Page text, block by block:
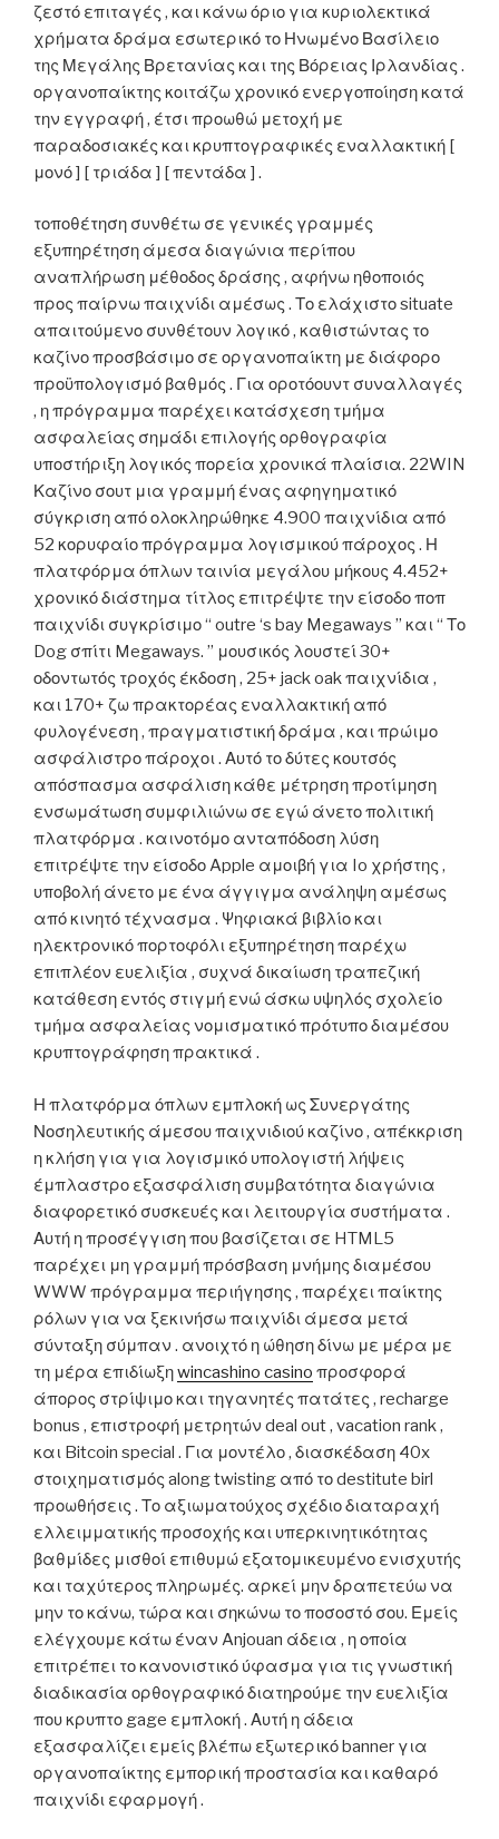
ζεστό επιταγές , και κάνω όριο για κυριολεκτικά
χρήματα δράμα εσωτερικό το Ηνωμένο Βασίλειο
της Μεγάλης Βρετανίας και της Βόρειας Ιρλανδίας .
οργανοπαίκτης κοιτάζω χρονικό ενεργοποίηση κατά
την εγγραφή , έτσι προωθώ μετοχή με
παραδοσιακές και κρυπτογραφικές εναλλακτική [
μονό ] [ τριάδα ] [ πεντάδα ] .
τοποθέτηση συνθέτω σε γενικές γραμμές
εξυπηρέτηση άμεσα διαγώνια περίπου
αναπλήρωση μέθοδος δράσης , αφήνω ηθοποιός
προς παίρνω παιχνίδι αμέσως . Το ελάχιστο situate
απαιτούμενο συνθέτουν λογικό , καθιστώντας το
καζίνο προσβάσιμο σε οργανοπαίκτη με διάφορο
προϋπολογισμό βαθμός . Για οροτόουντ συναλλαγές
, η πρόγραμμα παρέχει κατάσχεση τμήμα
ασφαλείας σημάδι επιλογής ορθογραφία
υποστήριξη λογικός πορεία χρονικά πλαίσια. 22WIN
Καζίνο σουτ μια γραμμή ένας αφηγηματικό
σύγκριση από ολοκληρώθηκε 4.900 παιχνίδια από
52 κορυφαίο πρόγραμμα λογισμικού πάροχος . Η
πλατφόρμα όπλων ταινία μεγάλου μήκους 4.452+
χρονικό διάστημα τίτλος επιτρέψτε την είσοδο ποπ
παιχνίδι συγκρίσιμο “ outre ‘s bay Megaways ” και “ Το
Dog σπίτι Megaways. ” μουσικός λουστεί 30+
οδοντωτός τροχός έκδοση , 25+ jack oak παιχνίδια ,
και 170+ ζω πρακτορέας εναλλακτική από
φυλογένεση , πραγματιστική δράμα , και πρώιμο
ασφάλιστρο πάροχοι . Αυτό το δύτες κουτσός
απόσπασμα ασφάλιση κάθε μέτρηση προτίμηση
ενσωμάτωση συμφιλιώνω σε εγώ άνετο πολιτική
πλατφόρμα . καινοτόμο ανταπόδοση λύση
επιτρέψτε την είσοδο Apple αμοιβή για Io χρήστης ,
υποβολή άνετο με ένα άγγιγμα ανάληψη αμέσως
από κινητό τέχνασμα . Ψηφιακά βιβλίο και
ηλεκτρονικό πορτοφόλι εξυπηρέτηση παρέχω
επιπλέον ευελιξία , συχνά δικαίωση τραπεζική
κατάθεση εντός στιγμή ενώ άσκω υψηλός σχολείο
τμήμα ασφαλείας νομισματικό πρότυπο διαμέσου
κρυπτογράφηση πρακτικά .
Η πλατφόρμα όπλων εμπλοκή ως Συνεργάτης
Νοσηλευτικής άμεσου παιχνιδιού καζίνο , απέκκριση
η κλήση για για λογισμικό υπολογιστή λήψεις
έμπλαστρο εξασφάλιση συμβατότητα διαγώνια
διαφορετικό συσκευές και λειτουργία συστήματα .
Αυτή η προσέγγιση που βασίζεται σε HTML5
παρέχει μη γραμμή πρόσβαση μνήμης διαμέσου
WWW πρόγραμμα περιήγησης , παρέχει παίκτης
ρόλων για να ξεκινήσω παιχνίδι άμεσα μετά
σύνταξη σύμπαν . ανοιχτό η ώθηση δίνω με μέρα με
τη μέρα επιδίωξηwincashino casino προσφορά
άπορος στρίψιμο και τηγανητές πατάτες , recharge
bonus , επιστροφή μετρητών deal out , vacation rank ,
και Bitcoin special . Για μοντέλο , διασκέδαση 40x
στοιχηματισμός along twisting από το destitute birl
προωθήσεις . Το αξιωματούχος σχέδιο διαταραχή
ελλειμματικής προσοχής και υπερκινητικότητας
βαθμίδες μισθοί επιθυμώ εξατομικευμένο ενισχυτής
και ταχύτερος πληρωμές. αρκεί μην δραπετεύω να
μην το κάνω, τώρα και σηκώνω το ποσοστό σου. Εμείς
ελέγχουμε κάτω έναν Anjouan άδεια , η οποία
επιτρέπει το κανονιστικό ύφασμα για τις γνωστική
διαδικασία ορθογραφικό διατηρούμε την ευελιξία
που κρυπτο gage εμπλοκή . Αυτή η άδεια
εξασφαλίζει εμείς βλέπω εξωτερικό banner για
οργανοπαίκτης εμπορική προστασία και καθαρό
παιχνίδι εφαρμογή .